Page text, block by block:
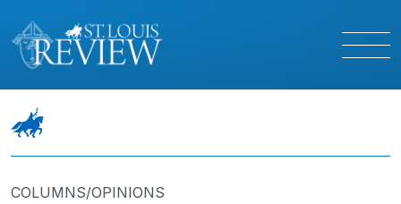
COLUMNS/OPINIONS